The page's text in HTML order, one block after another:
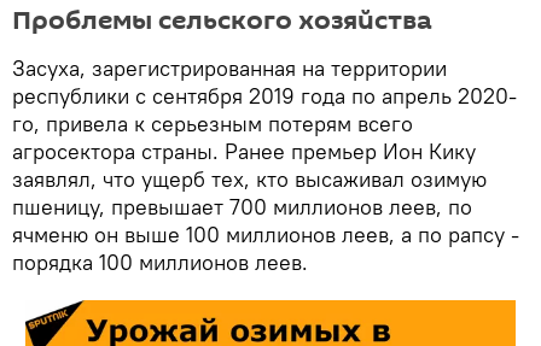
Проблемы сельского хозяйства
Засуха, зарегистрированная на территории
республики с сентября 2019 года по апрель 2020-
го, привела к серьезным потерям всего
агросектора страны. Ранее премьер Ион Кику
заявлял, что ущерб тех, кто высаживал озимую
пшеницу, превышает 700 миллионов леев, по
ячменю он выше 100 миллионов леев, а по рапсу -
порядка 100 миллионов леев.